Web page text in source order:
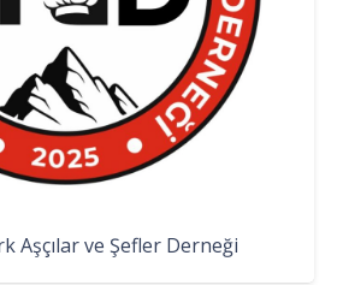
Aşçılar ve Şefler Derneği